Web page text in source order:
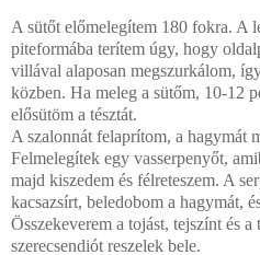
A sütőt előmelegítem 180 fokra. A
piteformába terítem úgy, hogy
villával alaposan megszurkálom,
közben. Ha meleg a sütőm, 10-12
elősütöm a tésztát.
A szalonnát felaprítom, a hagymát
Felmelegítek egy vasserpenyőt,
majd kiszedem és félreteszem. A
kacsazsírt, beledobom a hagymát,
Összekeverem a tojást, tejszínt és
szerecsendiót reszelek bele.